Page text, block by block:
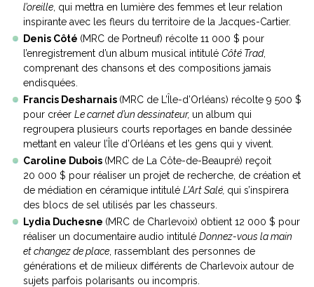
l’oreille , qui mettra en lumière des femmes et leur relation
inspirante avec les fleurs du territoire de la Jacques-Cartier.
Denis Côté (MRC de Portneuf) récolte 11 000 $ pour
l’enregistrement d’un album musical intitulé Côté Trad,
comprenant des chansons et des compositions jamais
endisquées.
Francis Desharnais (MRC de L’Île-d’Orléans) récolte 9 500 $
pour créer Le carnet d’un dessinateur, un album qui
regroupera plusieurs courts reportages en bande dessinée
mettant en valeur l’Île d’Orléans et les gens qui y vivent.
Caroline Dubois (MRC de La Côte-de-Beaupré) reçoit
20 000 $ pour réaliser un projet de recherche, de création et
de médiation en céramique intitulé L’Art Salé, qui s’inspirera
des blocs de sel utilisés par les chasseurs.
Lydia Duchesne (MRC de Charlevoix) obtient 12 000 $ pour
réaliser un documentaire audio intitulé Donnez-vous la main
et changez de place , rassemblant des personnes de
générations et de milieux différents de Charlevoix autour de
sujets parfois polarisants ou incompris.